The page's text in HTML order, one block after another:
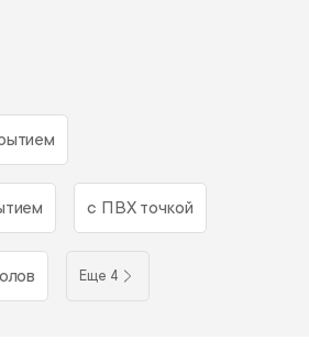
с ПВХ точкой
Еще 4